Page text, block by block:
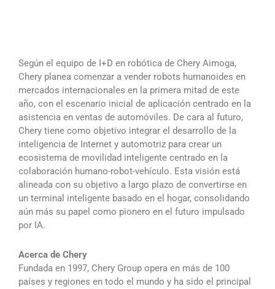
Según el equipo de I+D en robótica de Chery Aimoga,
Chery planea comenzar a vender robots humanoides en
mercados internacionales en la primera mitad de este
año, con el escenario inicial de aplicación centrado en la
asistencia en ventas de automóviles. De cara al futuro,
Chery tiene como objetivo integrar el desarrollo de la
inteligencia de Internet y automotriz para crear un
ecosistema de movilidad inteligente centrado en la
colaboración humano-robot-vehículo. Esta visión está
alineada con su objetivo a largo plazo de convertirse en
un terminal inteligente basado en el hogar, consolidando
aún más su papel como pionero en el futuro impulsado
por IA.
Acerca de Chery
Fundada en 1997, Chery Group opera en más de 100
países y regiones en todo el mundo y ha sido el principal